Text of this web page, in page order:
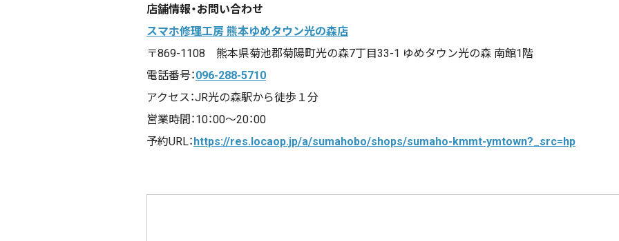
店舗情報・お問い合わせ
スマホ修理工房 熊本ゆめタウン光の森店
〒869-1108 熊本県菊池郡菊陽町光の森7丁目33-1 ゆめタウン光の森 南館1階
電話番号：096-288-5710
アクセス：JR光の森駅から徒歩１分
営業時間：10：00～20：00
予約URL：https://res.locaop.jp/a/sumahobo/shops/sumaho-kmmt-ymtown?_src=hp